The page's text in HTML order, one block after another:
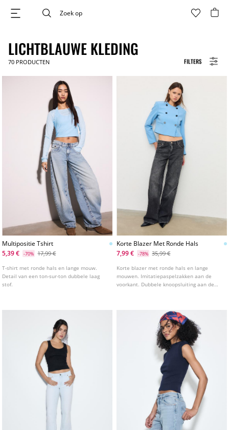
FILTERS
LICHTBLAUWE KLEDING
70 PRODUCTEN
Multipositie Tshirt
5,39 €
-70% 17,99 €
T-shirt met ronde hals en lange mouw.
Detail van een ton-sur-ton dubbele laag
stof.
Korte Blazer Met Ronde Hals
7,99 €
-78% 35,99 €
Korte blazer met ronde hals en lange
mouwen. Imitatiepaspelzakken aan de
voorkant. Dubbele knoopsluiting aan de